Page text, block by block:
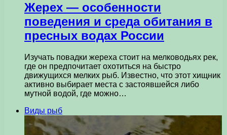
Жерех — особенности
поведения и среда обитания в
пресных водах России
Изучать повадки жереха стоит на мелководьях рек,
где он предпочитает охотиться на быстро
движущихся мелких рыб. Известно, что этот хищник
активно выбирает места с застоявшейся либо
мутной водой, где можно…
Виды рыб